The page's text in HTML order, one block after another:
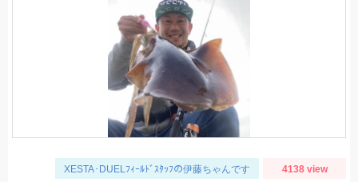
XESTA･DUELﾌｨｰﾙﾄﾞｽﾀｯﾌの伊藤ちゃんです 4138 view